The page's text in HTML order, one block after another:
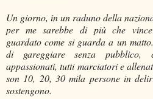
Un giorno, in un raduno della
per me sarebbe di più che
guardato come si guarda a un
di gareggiare senza pubblico,
appassionati, tutti marciatori e
son 10, 20, 30 mila persone in
sostengono.